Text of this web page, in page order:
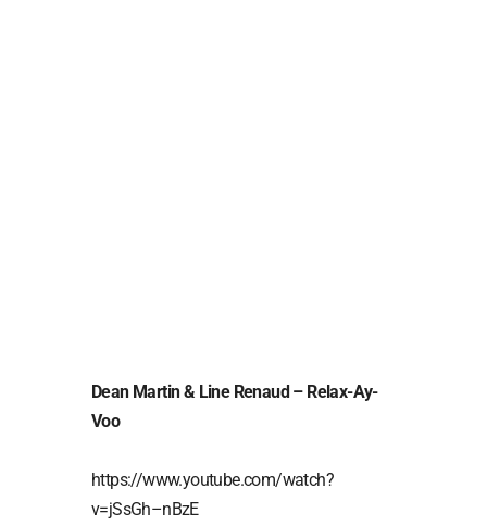
Dean Martin & Line Renaud – Relax-Ay-
Voo
https://www.youtube.com/watch?
v=jSsGh–nBzE